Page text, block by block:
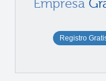
Empresa
Registro